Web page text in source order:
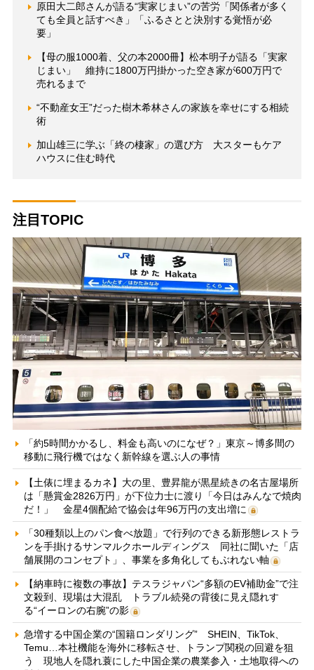
原田大二郎さんが語る“実家じまい”の苦労「関係者が多く
ても全員と話すべき」「ふるさとと決別する覚悟が必
要」
【母の服1000着、父の本2000冊】松本明子が語る「実家
じまい」 維持に1800万円掛かった空き家が600万円で
売れるまで
“不動産女王”だった樹木希林さんの家族を幸せにする相続
術
加山雄三に学ぶ「終の棲家」の選び方 大スターもケア
ハウスに住む時代
注目TOPIC
「約5時間かかるし、料金も高いのになぜ？」東京～博多間の
移動に飛行機ではなく新幹線を選ぶ人の事情
【土俵に埋まるカネ】大の里、豊昇龍が黒星続きの名古屋場所
は「懸賞金2826万円」が下位力士に渡り「今日はみんなで焼肉
だ！」 金星4個配給で協会は年96万円の支出増に
「30種類以上のパン食べ放題」で行列のできる新形態レストラ
ンを手掛けるサンマルクホールディングス 同社に聞いた「店
舗展開のコンセプト」、事業を多角化してもぶれない軸
【納車時に複数の事故】テスラジャパン“多額のEV補助金”で注
文殺到、現場は大混乱 トラブル続発の背後に見え隠れす
る“イーロンの右腕”の影
急増する中国企業の“国籍ロンダリング” SHEIN、TikTok、
Temu…本社機能を海外に移転させ、トランプ関税の回避を狙
う 現地人を隠れ蓑にした中国企業の農業参入・土地取得への